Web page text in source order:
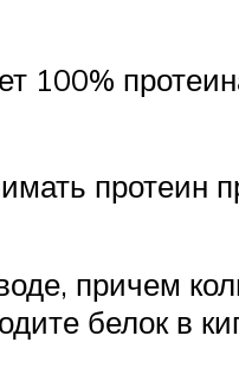
100%
протеин
причем
белок в